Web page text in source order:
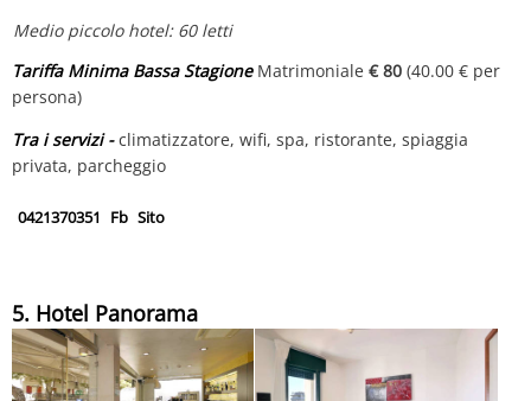
Medio piccolo hotel: 60 letti
Tariffa Minima Bassa StagioneMatrimoniale € 80 (40.00 € per
persona)
Tra i servizi -climatizzatore, wifi, spa, ristorante, spiaggia
privata, parcheggio
0421370351 Fb Sito
5. Hotel Panorama